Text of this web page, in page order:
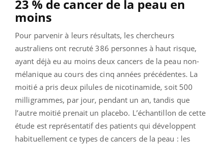
23 % de cancer de la peau en
moins
Pour parvenir à leurs résultats, les chercheurs
australiens ont recruté 386 personnes à haut risque,
ayant déjà eu au moins deux cancers de la peau non-
mélanique au cours des cinq années précédentes. La
moitié a pris deux pilules de nicotinamide, soit 500
milligrammes, par jour, pendant un an, tandis que
l’autre moitié prenait un placebo. L’échantillon de cette
étude est représentatif des patients qui développent
habituellement ce types de cancers de la peau : les